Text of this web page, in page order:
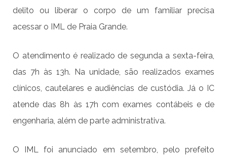
delito ou liberar o corpo de um familiar precisa
acessar o IML de Praia Grande.
O atendimento é realizado de segunda a sexta-feira,
das 7h às 13h. Na unidade, são realizados exames
clínicos, cautelares e audiências de custódia. Já o IC
atende das 8h às 17h com exames contábeis e de
engenharia, além de parte administrativa.
O IML foi anunciado em setembro, pelo prefeito